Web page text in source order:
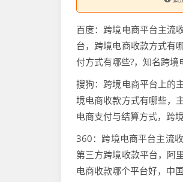
百度：跨境电商平台主流
台，跨境电商收款方式有
付方式有哪些?，知名跨
搜狗：跨境电商平台上的
境电商收款方式有哪些，
电商支付与结算方式，跨
360：跨境电商平台主流
第三方跨境收款平台，阿
电商收款哪个平台好，中